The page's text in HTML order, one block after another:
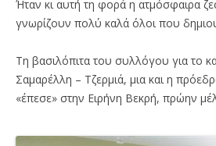
Ήταν κι αυτή τη φορά η ατμόσφαιρα
γνωρίζουν πολύ καλά όλοι που
Τη βασιλόπιτα του συλλόγου για το
Σαμαρέλλη – Τζερμιά, μια και η
«έπεσε» στην Ειρήνη Βεκρή, πρώην